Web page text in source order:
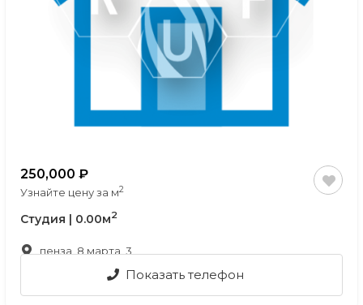
250,000
Узнайте цену за м2
Студия | 0.00м2
пенза, 8 марта, 3
Показать телефон